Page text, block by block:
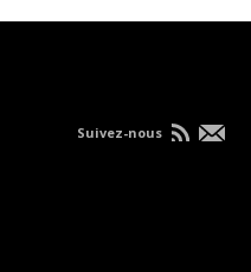
Suivez-nous